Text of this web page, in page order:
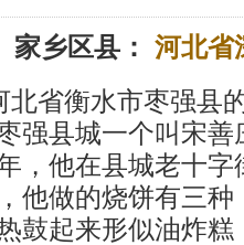
家乡区县： 河北省
北省衡水市枣强县
强县城一个叫宋
，他在县城老十
他做的烧饼有三
鼓起来形似油炸